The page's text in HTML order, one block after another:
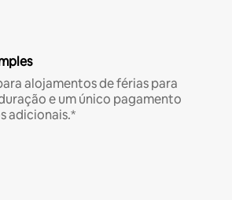
alojamentos de férias para
e um único pagamento
adicionais.*